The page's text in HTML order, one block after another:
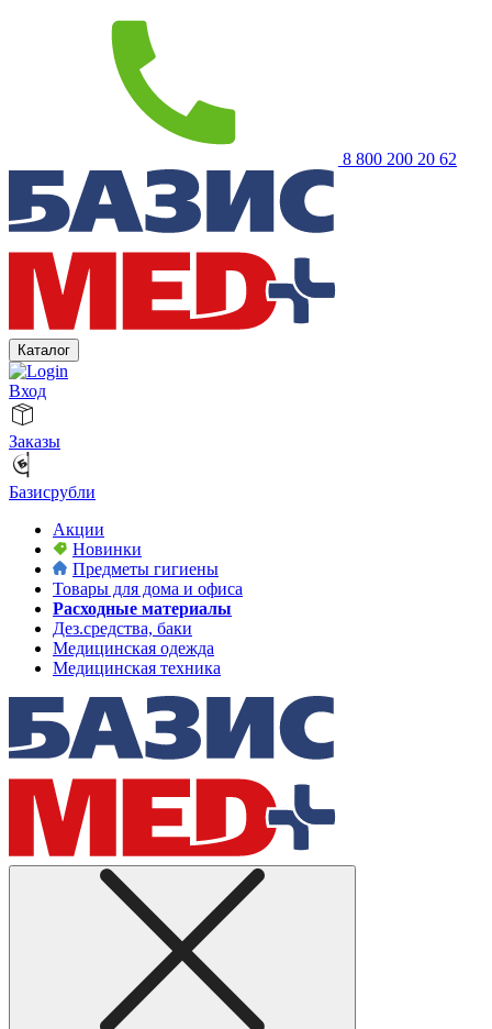
8 800 200 20 62
Каталог
Вход
Заказы
Базисрубли
Акции
Новинки
Предметы гигиены
Товары для дома и офиса
Расходные материалы
Дез.средства, баки
Медицинская одежда
Медицинская техника